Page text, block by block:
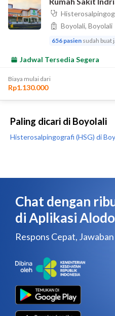
Paling dicari di Boyolali
Histerosalpingografi (HSG) di